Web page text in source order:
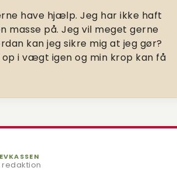
have hjælp. Jeg har ikke haft
masse på. Jeg vil meget gerne
kan jeg sikre mig at jeg gør?
i vægt igen og min krop kan få
redaktion